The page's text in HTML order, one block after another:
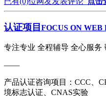
认证项目 FOCUS ON
专注专业 全程辅导 全心服务
——
产品认证咨询项目：CCC、
境标志认证、CNAS实验